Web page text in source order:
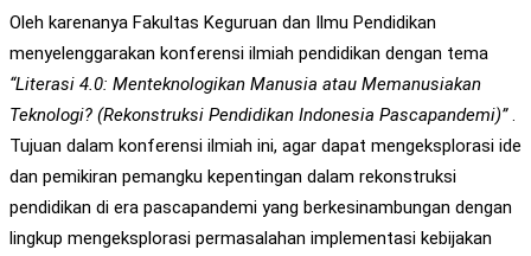
Oleh karenanya Fakultas Keguruan dan Ilmu Pendidikan
menyelenggarakan konferensi ilmiah pendidikan dengan tema
“Literasi 4.0: Menteknologikan Manusia atau Memanusiakan
Teknologi? (Rekonstruksi Pendidikan Indonesia Pascapandemi)”.
Tujuan dalam konferensi ilmiah ini, agar dapat mengeksplorasi ide
dan pemikiran pemangku kepentingan dalam rekonstruksi
pendidikan di era pascapandemi yang berkesinambungan dengan
lingkup mengeksplorasi permasalahan implementasi kebijakan